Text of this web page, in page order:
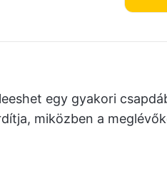
egy gyakori
miközben a